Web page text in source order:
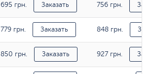
695 грн. Заказать 756 грн.
779 грн. Заказать 848 грн.
850 грн. Заказать 927 грн.